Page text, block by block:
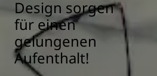
Design sorgen
für einen
gelungenen
Aufenthalt!